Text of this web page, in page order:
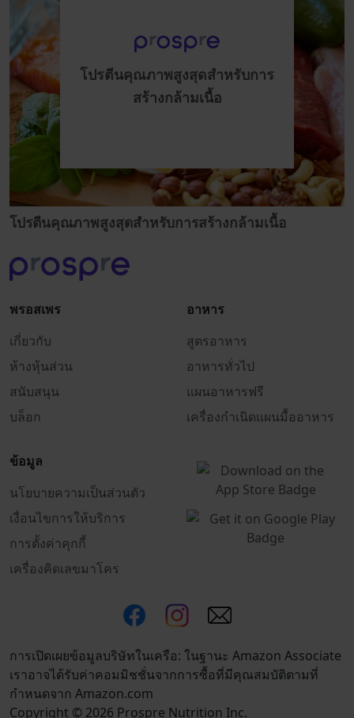
โปรตีนคุณภาพสูงสุดสำหรับการ
สร้างกล้ามเนื้อ
โปรตีนคุณภาพสูงสุดสำหรับการสร้างกล้ามเนื้อ
พรอสเพร
เกี่ยวกับ
ห้างหุ้นส่วน
สนับสนุน
บล็อก
อาหาร
สูตรอาหาร
อาหารทั่วไป
แผนอาหารฟรี
เครื่องกำเนิดแผนมื้ออาหาร
ข้อมูล
นโยบายความเป็นส่วนตัว
เงื่อนไขการให้บริการ
การตั้งค่าคุกกี้
เครื่องคิดเลขมาโคร
การเปิดเผยข้อมูลบริษัทในเครือ: ในฐานะ Amazon Associate
เราอาจได้รับค่าคอมมิชชั่นจากการซื้อที่มีคุณสมบัติตามที่
กำหนดจาก Amazon.com
Copyright © 2026 Prospre Nutrition Inc.